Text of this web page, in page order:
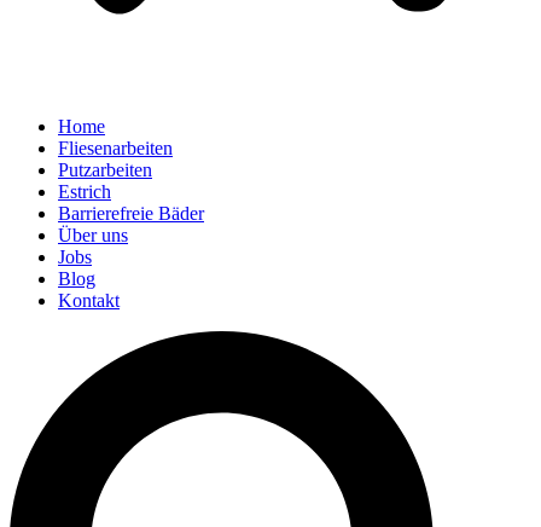
Home
Fliesenarbeiten
Putzarbeiten
Estrich
Barrierefreie Bäder
Über uns
Jobs
Blog
Kontakt